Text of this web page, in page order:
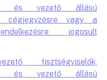
és vezető állású
cégjegyzésre vagy a
jogosult
tisztségviselők,
és vezető állású